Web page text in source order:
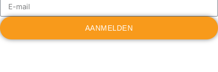
AANMELDEN